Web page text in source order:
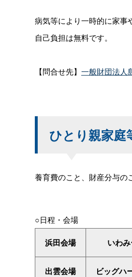
病気等により一時的に家事
自己負担は無料です。
【問合せ先】 一般財団法人
ひとり親家庭
養育費のこと、財産分与の
○日程・会場
浜田会場 いわ
出雲会場 ビッグハ